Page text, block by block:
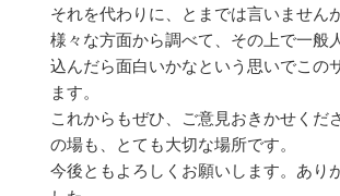
それを代わりに、とまでは言いません
様々な方面から調べて、その上で一般
込んだら面白いかなという思いでこの
ます。
これからもぜひ、ご意見おきかせくだ
の場も、とても大切な場所です。
今後ともよろしくお願いします。あり